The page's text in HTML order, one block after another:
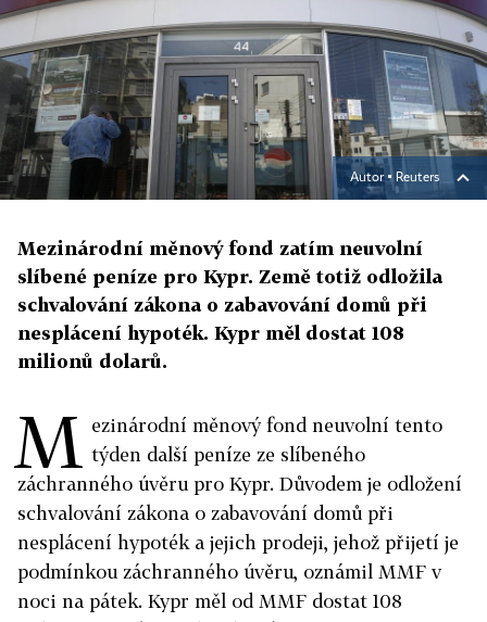
Autor ▪ Reuters
Mezinárodní měnový fond zatím neuvolní
slíbené peníze pro Kypr. Země totiž odložila
schvalování zákona o zabavování domů při
nesplácení hypoték. Kypr měl dostat 108
milionů dolarů.
M ezinárodní měnový fond neuvolní tento
týden další peníze ze slíbeného
záchranného úvěru pro Kypr. Důvodem je odložení
schvalování zákona o zabavování domů při
nesplácení hypoték a jejich prodeji, jehož přijetí je
podmínkou záchranného úvěru, oznámil MMF v
noci na pátek. Kypr měl od MMF dostat 108